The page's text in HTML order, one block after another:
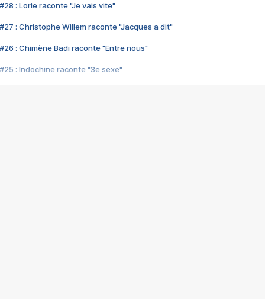
#28 : Lorie raconte "Je vais vite"
#27 : Christophe Willem raconte "Jacques a dit"
#26 : Chimène Badi raconte "Entre nous"
#25 : Indochine raconte "3e sexe"